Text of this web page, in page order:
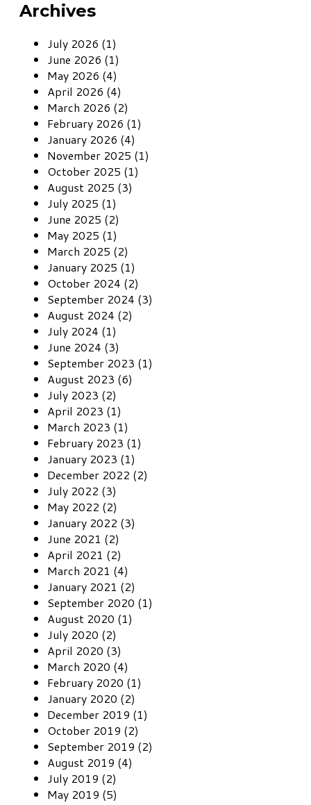
Archives
July 2026 (1)
June 2026 (1)
May 2026 (4)
April 2026 (4)
March 2026 (2)
February 2026 (1)
January 2026 (4)
November 2025 (1)
October 2025 (1)
August 2025 (3)
July 2025 (1)
June 2025 (2)
May 2025 (1)
March 2025 (2)
January 2025 (1)
October 2024 (2)
September 2024 (3)
August 2024 (2)
July 2024 (1)
June 2024 (3)
September 2023 (1)
August 2023 (6)
July 2023 (2)
April 2023 (1)
March 2023 (1)
February 2023 (1)
January 2023 (1)
December 2022 (2)
July 2022 (3)
May 2022 (2)
January 2022 (3)
June 2021 (2)
April 2021 (2)
March 2021 (4)
January 2021 (2)
September 2020 (1)
August 2020 (1)
July 2020 (2)
April 2020 (3)
March 2020 (4)
February 2020 (1)
January 2020 (2)
December 2019 (1)
October 2019 (2)
September 2019 (2)
August 2019 (4)
July 2019 (2)
May 2019 (5)